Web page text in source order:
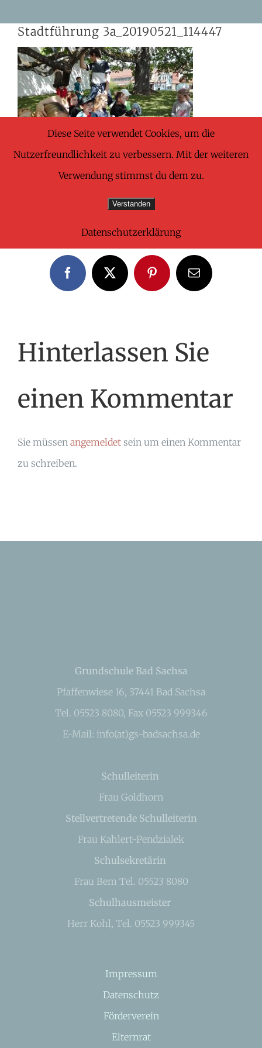
content
Stadtführung 3a_20190521_114447
Share This Wonderful Life Event!
FacebookX PinterestE-
Mail
Hinterlassen Sie
einen Kommentar
Sie müssen angemeldet sein um einen Kommentar
zu schreiben.
Grundschule Bad Sachsa
Pfaffenwiese 16, 37441 Bad Sachsa
Tel. 05523 8080, Fax 05523 999346
E-Mail: info(at)gs-badsachsa.de
Schulleiterin
Frau Goldhorn
Stellvertretende Schulleiterin
Frau Kahlert-Pendzialek
Schulsekretärin
Frau Bem Tel. 05523 8080
Schulhausmeister
Herr Kohl, Tel. 05523 999345
Impressum
Datenschutz
Förderverein
Elternrat
Diese Seite verwendet Cookies, um die
Nutzerfreundlichkeit zu verbessern. Mit der weiteren
Verwendung stimmst du dem zu.
Verstanden
Datenschutzerklärung